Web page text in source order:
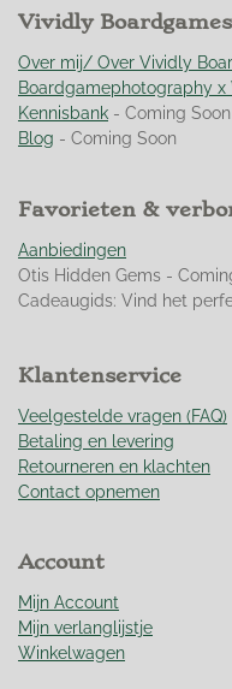
n
:
4
.
9
2
7
5
3
3
8
8
s
t
r
e
n
r
r
r
e
n
r
r
e
n
r
r
e
n
r
r
e
n
n
Vividly Boardgames
Over mij/ Over Vividly
Boardgamephotography x
Kennisbank - Coming Soon
Blog - Coming Soon
Favorieten &
Aanbiedingen
Otis Hidden Gems -
Cadeaugids: Vind het
Klantenservice
Veelgestelde vragen (FAQ)
Betaling en levering
Retourneren en klachten
Contact opnemen
Account
Mijn Account
Mijn verlanglijstje
Winkelwagen